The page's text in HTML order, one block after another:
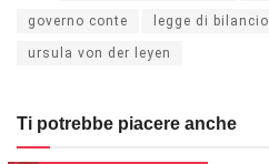
governo conte legge di bilancio
ursula von der leyen
Ti potrebbe piacere anche